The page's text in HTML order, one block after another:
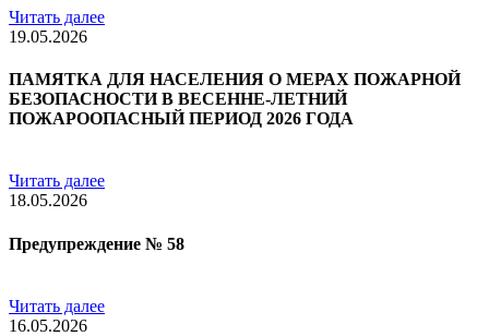
Читать далее
19.05.2026
ПАМЯТКА ДЛЯ НАСЕЛЕНИЯ О МЕРАХ ПОЖАРНОЙ
БЕЗОПАСНОСТИ В ВЕСЕННЕ-ЛЕТНИЙ
ПОЖАРООПАСНЫЙ ПЕРИОД 2026 ГОДА
Читать далее
18.05.2026
Предупреждение № 58
Читать далее
16.05.2026